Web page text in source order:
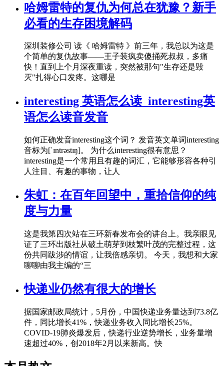
哈姆雷特的复仇为何总在犹豫？新手
必看的生存困境解码
深圳装修公司 读《 哈姆雷特 》前三年，我总以为这是
个简单的复仇故事——王子装疯卖傻捅死叔叔，多痛
快！直到上个月深夜重读，突然被那句"生存还是毁
灭"扎得心口发疼。这哪是
interesting 英语怎么读_interesting英
语怎么读音发音
如何正确发音interesting这个词？ 发音英文单词interesting
音标为[ˈɪntrəstɪŋ]。 为什么interesting很有意思？
interesting是一个常用且有趣的词汇，它能够形容各种引
人注目、有趣的事物，让人
朱虹：在百年回望中，重拾信仰的纯
度与力量
这是我第四次站在三环新春发布会的讲台上。我亲眼见
证了三环出版社从破土萌芽到枝繁叶茂的完整过程，这
份共同跋涉的情谊，让我倍感亲切。 今天，我想和大家
聊聊由我主编的“三
快递业仍然有很大的增长
据国家邮政局统计，5月份，中国快递业务量达到73.8亿
件，同比增长41%，快递业务收入同比增长25%。
COVID-19肺炎爆发后，快递行业逆势增长，业务量增
速超过40%，创2018年2月以来新高。快